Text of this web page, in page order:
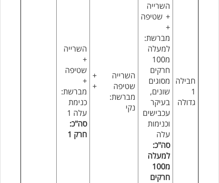
חבילה
1
גדולה
השרייה
+ שטיפה
+
מברשת:
למעלה
מ100
חרקים
מסוגים
שונים,
בעיקר
עכבישים
וכנימות
עלה
סה"כ:
למעלה
מ100
חרקים
השרייה +
שטיפה +
מברשת:
נקי
השרייה
+
שטיפה
+
מברשת:
כנימת
עלה 1
סה"כ:
חרק 1